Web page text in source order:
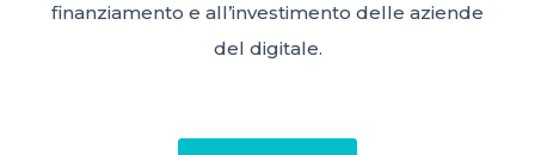
finanziamento e all’investimento delle aziende
del digitale.